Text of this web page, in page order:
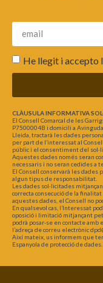
He llegit i accepto
CLÀUSULA INFORMATIVA
El Consell Comarcal de les
P7500004B i domicili a
Lleida, tractarà les dades
per part de l’interessat al
públic i el consentiment del
Aquestes dades només seran
necessaris i no seran cedides a
El Consell conservarà les
algun tipus de responsabilitat.
Les dades sol·licitades
correcta consecució de la
aquestes dades, el Consell no
En qualsevol cas, l’Interessat
oposició i limitació mitjançant
podrà posar-se en contacte amb
l’adreça de correu electrònic
Així mateix, us informem que
Espanyola de protecció de dades.